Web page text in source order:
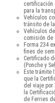
certificación
para la
Vehículos
tránsito de
Vehículos
comisión de
Forma 234
fines de
Certificado
(Ponche y
Este trámite
que la
del viaje por
la
de Ferries